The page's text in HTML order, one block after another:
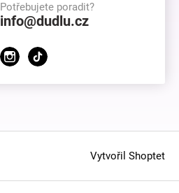
Potřebujete poradit?
info@dudlu.cz
Vytvořil Shoptet